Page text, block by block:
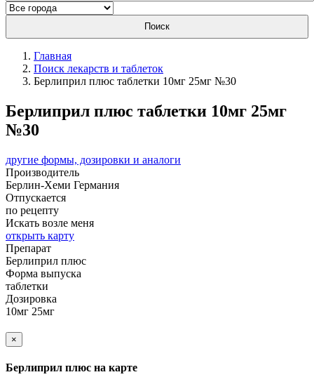
Поиск
Главная
Поиск лекарств и таблеток
Берлиприл плюс таблетки 10мг 25мг №30
Берлиприл плюс таблетки 10мг 25мг
№30
другие формы, дозировки и аналоги
Производитель
Берлин-Хеми Германия
Отпускается
по рецепту
Искать возле меня
открыть карту
Препарат
Берлиприл плюс
Форма выпуска
таблетки
Дозировка
10мг 25мг
×
Берлиприл плюс на карте